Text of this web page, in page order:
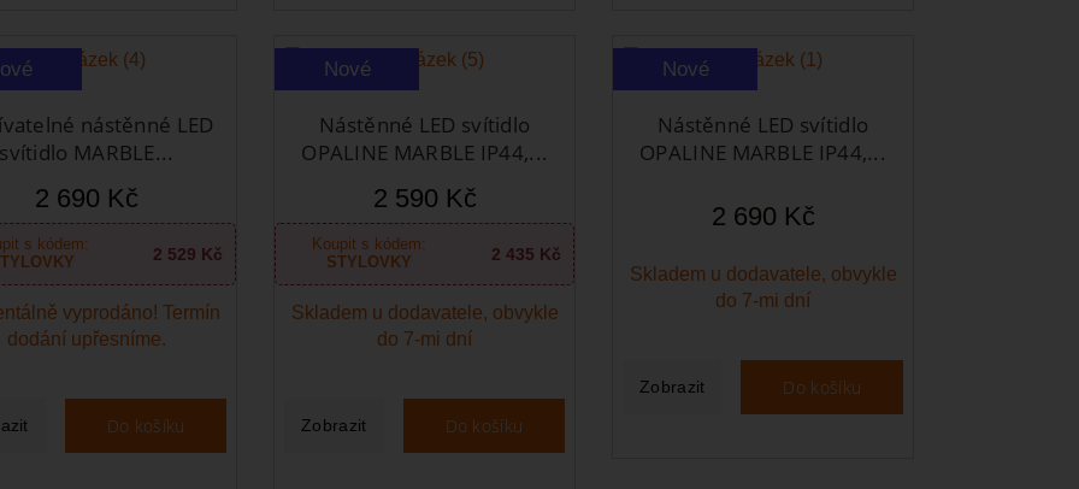
nástěnné LED
svítidlo MARBLE...
2 690 Kč
s kódem:
2 529 Kč
vyprodáno! Termín
dodání upřesníme.
Do košíku
Nové
Nástěnné LED svítidlo
OPALINE MARBLE IP44,...
2 590 Kč
Koupit s kódem:
STYLOVKY
2 435 Kč
Skladem u dodavatele, obvykle
do 7-mi dní
Zobrazit Do košíku
Nové
Nástěnné LED svítidlo
OPALINE MARBLE IP44,...
2 690 Kč
Skladem u dodavatele, obvykle
do 7-mi dní
Zobrazit Do košíku